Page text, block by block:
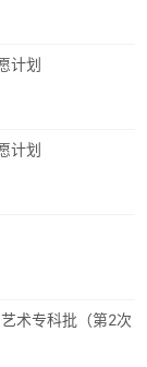
计划
计划
术专科批（第2次